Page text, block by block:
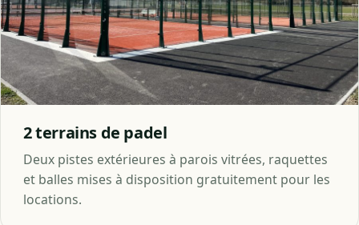
2 terrains de padel
Deux pistes extérieures à parois vitrées, raquettes
et balles mises à disposition gratuitement pour les
locations.